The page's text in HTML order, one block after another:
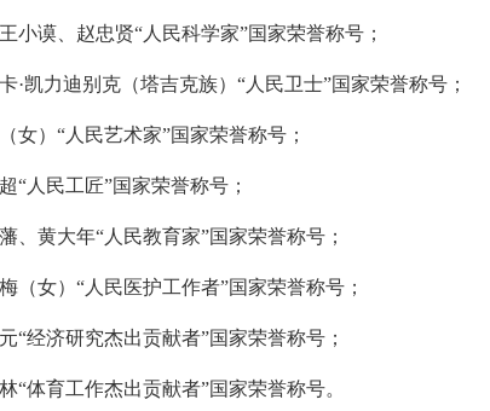
谟、赵忠贤“人民科学家”国家荣誉称号；
力迪别克（塔吉克族）“人民卫士”国家荣誉称号；
）“人民艺术家”国家荣誉称号；
人民工匠”国家荣誉称号；
黄大年“人民教育家”国家荣誉称号；
女）“人民医护工作者”国家荣誉称号；
济研究杰出贡献者”国家荣誉称号；
育工作杰出贡献者”国家荣誉称号。